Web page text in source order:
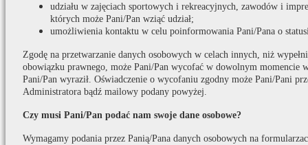
udziału w zajęciach sportowych i rekreacyjnych, zawodów i
których może Pani/Pan wziąć udział;
umożliwienia kontaktu w celu poinformowania Pani/Pana o
Zgodę na przetwarzanie danych osobowych w celach innych, niż
obowiązku prawnego, może Pani/Pan wycofać w dowolnym momencie
Pani/Pan wyraził. Oświadczenie o wycofaniu zgodny może Pani/Pani
Administratora bądź mailowy podany powyżej.
Czy musi Pani/Pan podać nam swoje dane osobowe?
Wymagamy podania przez Panią/Pana danych osobowych na